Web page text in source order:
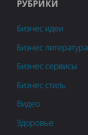
РУБРИКИ
Бизнес идеи
Бизнес литература
Бизнес сервисы
Бизнес стиль
Видео
Здоровье